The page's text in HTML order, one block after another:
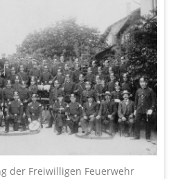
der Freiwilligen Feuerwehr